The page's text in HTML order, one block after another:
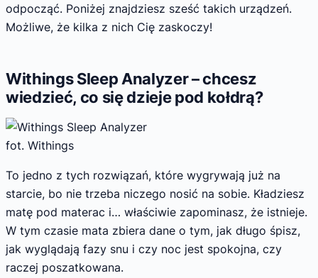
odpocząć. Poniżej znajdziesz sześć takich urządzeń.
Możliwe, że kilka z nich Cię zaskoczy!
Withings Sleep Analyzer – chcesz
wiedzieć, co się dzieje pod kołdrą?
fot. Withings
To jedno z tych rozwiązań, które wygrywają już na
starcie, bo nie trzeba niczego nosić na sobie. Kładziesz
matę pod materac i… właściwie zapominasz, że istnieje.
W tym czasie mata zbiera dane o tym, jak długo śpisz,
jak wyglądają fazy snu i czy noc jest spokojna, czy
raczej poszatkowana.